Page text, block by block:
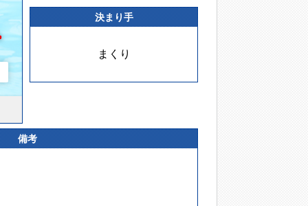
決まり手
まくり
備考